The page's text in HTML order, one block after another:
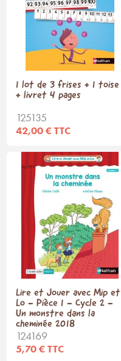
1 lot de 3 frises + 1 toise
+ livret 4 pages
125135
42,00 € TTC
Lire et Jouer avec Mip et
Lo - Pièce 1 - Cycle 2 -
Un monstre dans la
cheminée 2018
124169
5,70 € TTC